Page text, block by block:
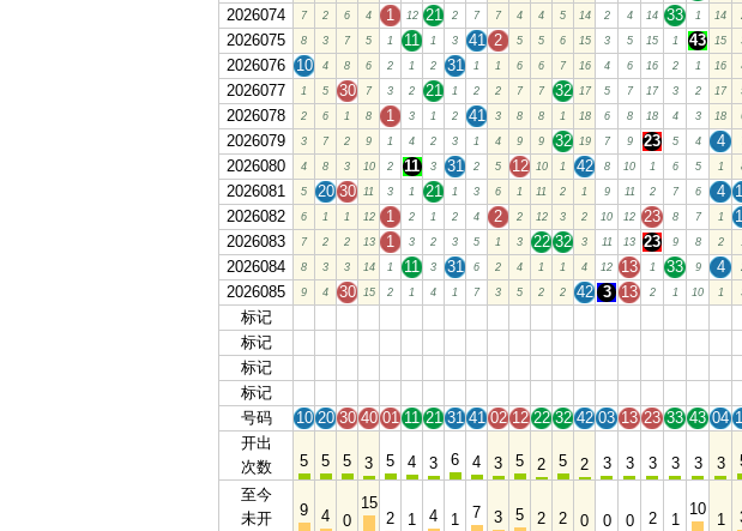
2026074
7 2 6 4 1 12 21 2 7 7 4 4 5 14 2 4 14 33 1 14
2026075 8 3 7 5 1 11 1 3 41 2 5 5 6 15 3 5 15 1 43 15
2026076 10 4 8 6 2 1 2 31 1 1 6 6 7 16 4 6 16 2 1 16
2026077 1 5 30 7 3 2 21 1 2 2 7 7 32 17 5 7 17 3 2 17
2026078 2 6 1 8 1 3 1 2 41 3 8 8 1 18 6 8 18 4 3 18
2026079 3 7 2 9 1 4 2 3 1 4 9 9 32 19 7 9 23 5 4 4
2026080 4 8 3 10 2 11 3 31 2 5 12 10 1 42 8 10 1 6 5 1
2026081 5 20 30 11 3 1 21 1 3 6 1 11 2 1 9 11 2 7 6 4
2026082 6 1 1 12 1 2 1 2 4 2 2 12 3 2 10 12 23 8 7 1
2026083 7 2 2 13 1 3 2 3 5 1 3 22 32 3 11 13 23 9 8 2
2026084 8 3 3 14 1 11 3 31 6 2 4 1 1 4 12 13 1 33 9 4
2026085 9 4 30 15 2 1 4 1 7 3 5 2 2 42 3 13 2 1 10 1
标记
标记
标记
标记
号码
10 20 30 40 01 11 21 31 41 02 12 22 32 42 03 13 23 33 43 04
开出
次数
5 5 5 3 5 4 3 6 4 3 5 2 5 2 3 3 3 3 3 3
至今
未开
9 4 0
15
2
1 4 1 7 3 5 2 2 0 0 0 2 1
10
1